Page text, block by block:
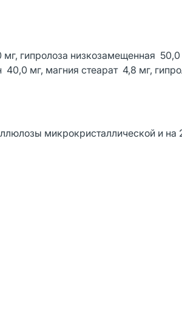
гипролоза низкозамещенная 50,0
мг, магния стеарат 4,8 мг,
микрокристаллической и на